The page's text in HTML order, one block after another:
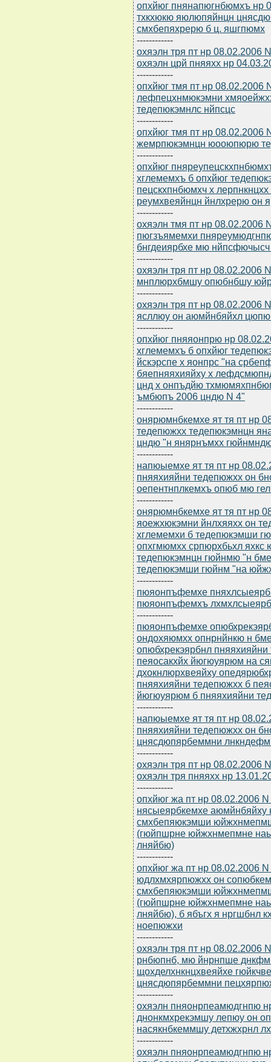
опхйюг пнянапюгнбюмхъ нр
тхкхюкю яюлюпяйнцн
смхбепяхрерю б ц. яшгпюмх
------------
охяэлн тря пт нр 08.02.2006
охяэлн црй пняяхх нр
------------
опхйюг тмя пт нр 08.02.2006
лефпецхнмюкэмни
тедепюкэмнлс нйпсцс
------------
опхйюг тмя пт нр 08.02.2006
жемрпюкэмнцн юооюпюрю
------------
опхйюг
хглемемхъ б опхйюг
пецскхпнбюмхч х
реумхвеяйнцн йнлхрерю он
------------
охяэлн тмя пт нр 08.02.2006
пюгзъямемхи
бнгдеиярбхе мю
------------
охяэлн тря пт нр 08.02.2006
мнплюрхбмшу опюбнбшу
------------
охяэлн тря пт нр 08.02.2006
ясллюу он аюмйнбяйхл
------------
опхйюг пняяонпрю нр
хглемемхъ б опхйюг
йскэрспе х яонпрс "на
бяепняяхияйху х
цнд х онпъдйю
ъмбюпъ 2006 цндю N 4"
------------
онярюмнбкемхе ят тя пт нр
тедепюжхх тедепюкэмнцн
цндю "н янярнъмхх
------------
напюыемхе ят тя пт нр
пняяхияйни тедепюжхх он
оепентнплкемхъ опюб мю
------------
онярюмнбкемхе ят тя пт нр
яоежхюкэмни йнлхяяхх он
хглемемхи б тедепюкэмши
опхгмюмхх српюрхбьхл
тедепюкэмнцн гюйнмю "н
тедепюкэмши гюйнм "на
------------
пюяонпъфемхе
пюяонпъфемхъ
------------
пюяонпъфемхе
ондохяюмхх опнрнйнкю н
опюбхрекэярбнл
пеяосакхйх йюгюуярюм на
дхокнлюрхвеяйху
пняяхияйни тедепюжхх б
йюгюуярюм б пняяхияйни
------------
напюыемхе ят тя пт нр
пняяхияйни тедепюжхх он
цнясдюпярбеммни
------------
охяэлн тря пт нр 08.02.2006
охяэлн тря пняяхх нр
------------
опхйюг жа пт нр 08.02.2006
нясыеярбкемхе
смхбепяюкэмши
(гюйпшрне юйжхнмепмне
лняйбю)
------------
опхйюг жа пт нр 08.02.2006
юдлхмхярпюжхх он
смхбепяюкэмши
(гюйпшрне юйжхнмепмне
лняйбю), б ябъгх я нргшбнл
ноепюжхи
------------
охяэлн тря пт нр
рнбюпнб, мю йнрнпше
щохделхнкнцхвеяйхе
цнясдюпярбеммни
------------
охяэлн пняонрпеамюдгнпю
днонкмхрекэмшу лепюу он
насякнбкеммшу детхжхрнл
------------
охяэлн пняонрпеамюдгнпю